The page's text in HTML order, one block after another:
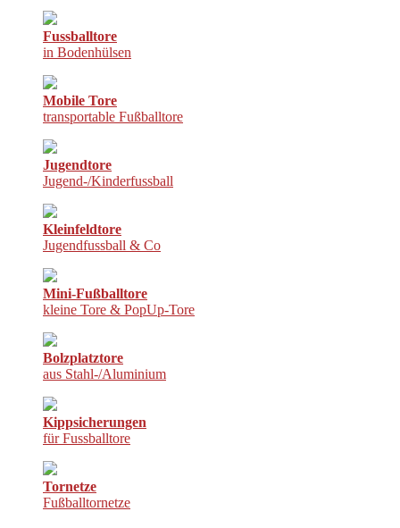
Fussballtore
in Bodenhülsen
Mobile Tore
transportable Fußballtore
Jugendtore
Jugend-/Kinderfussball
Kleinfeldtore
Jugendfussball & Co
Mini-Fußballtore
kleine Tore & PopUp-Tore
Bolzplatztore
aus Stahl-/Aluminium
Kippsicherungen
für Fussballtore
Tornetze
Fußballtornetze